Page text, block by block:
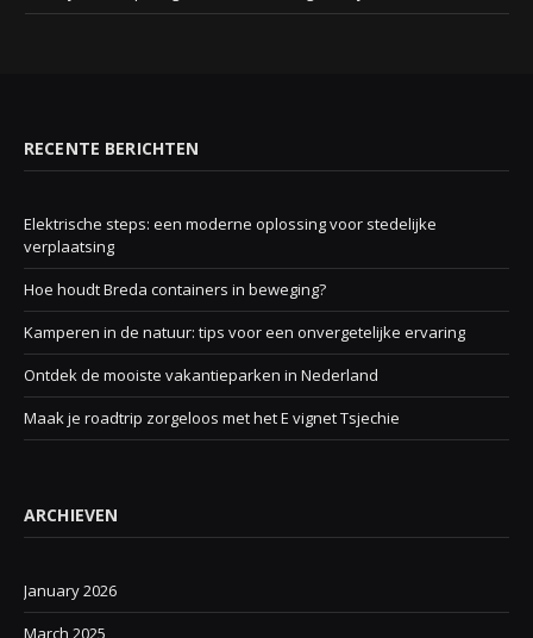
RECENTE BERICHTEN
Elektrische steps: een moderne oplossing voor stedelijke
verplaatsing
Hoe houdt Breda containers in beweging?
Kamperen in de natuur: tips voor een onvergetelijke ervaring
Ontdek de mooiste vakantieparken in Nederland
Maak je roadtrip zorgeloos met het E vignet Tsjechie
ARCHIEVEN
January 2026
March 2025